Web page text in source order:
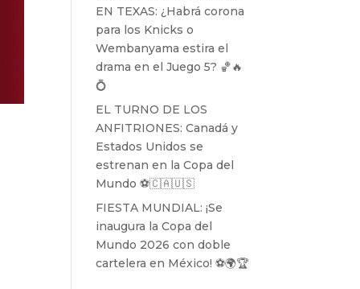
EN TEXAS: ¿Habrá corona
para los Knicks o
Wembanyama estira el
drama en el Juego 5? 🏀🔥
💍
EL TURNO DE LOS
ANFITRIONES: Canadá y
Estados Unidos se
estrenan en la Copa del
Mundo ⚽️🇨🇦🇺🇸
FIESTA MUNDIAL: ¡Se
inaugura la Copa del
Mundo 2026 con doble
cartelera en México! ⚽️🌍🏆